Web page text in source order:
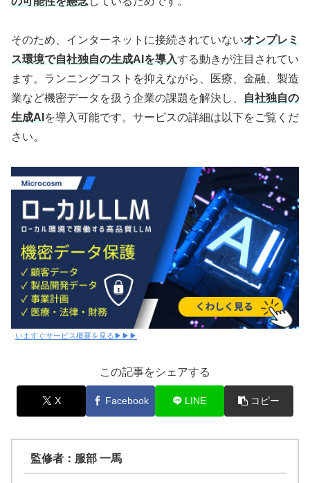
そのため、インターネットに接続されていないオンプレミ
ス環境で自社独自の生成AIを導入する動きが注目されてい
ます。ランニングコストを抑えながら、医療、金融、製造
業など機密データを扱う企業の課題を解決し、
自社独自の
生成AI を導入可能です。サービスの詳細は以下をご覧くだ
さい。
いますぐサービス概要を見る▶▶▶
この記事をシェアする
X Facebook LINE コピー
監修者：服部 一馬